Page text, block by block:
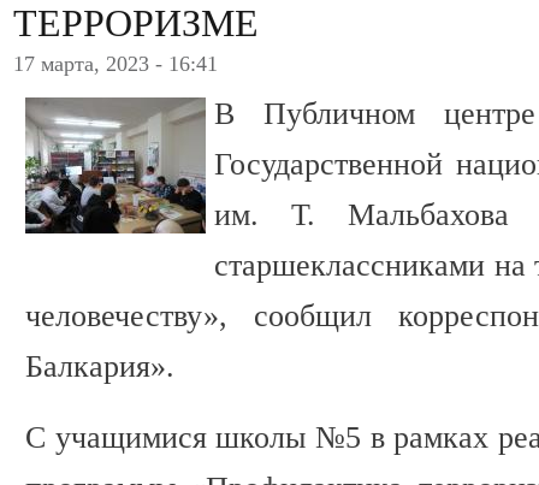
ТЕРРОРИЗМЕ
17 марта, 2023 - 16:41
В Публичном
Государственной
им. Т. Мальбахова
старшеклассниками на
человечеству», сообщил
Балкария».
С учащимися школы №5 в рамках